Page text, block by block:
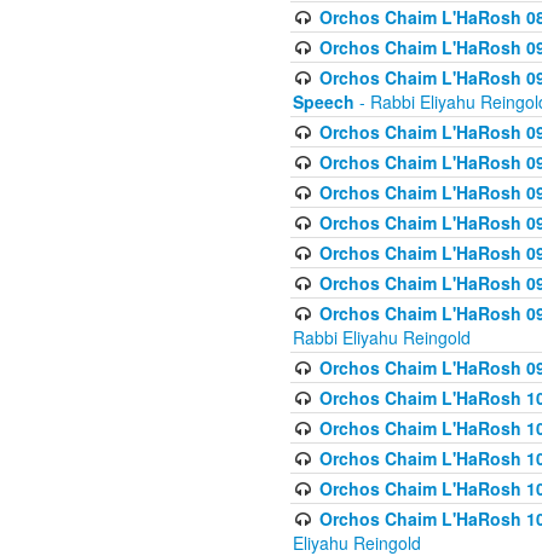
Orchos Chaim L'HaRosh
Orchos Chaim L'HaRosh
Orchos Chaim L'HaRosh
Speech - Rabbi Eliyahu
Orchos Chaim L'HaRosh
Orchos Chaim L'HaRosh
Orchos Chaim L'HaRosh
Orchos Chaim L'HaRosh
Orchos Chaim L'HaRosh
Orchos Chaim L'HaRosh
Orchos Chaim L'HaRosh
Rabbi Eliyahu Reingold
Orchos Chaim L'HaRosh
Orchos Chaim L'HaRosh
Orchos Chaim L'HaRosh
Orchos Chaim L'HaRosh
Orchos Chaim L'HaRosh
Orchos Chaim L'HaRosh
Eliyahu Reingold